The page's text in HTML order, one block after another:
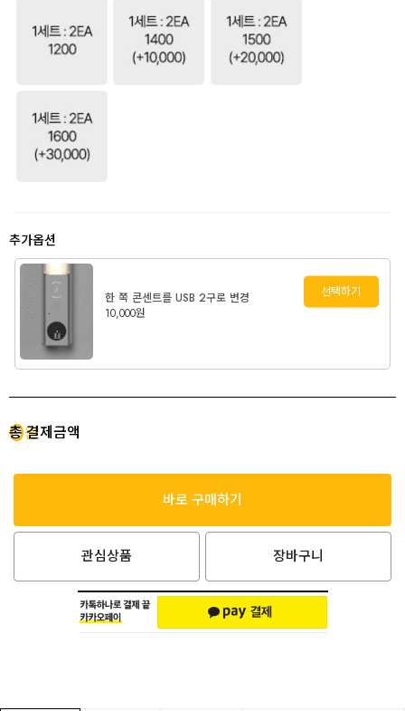
추가옵션
한 쪽 콘센트를 USB 2구로 변경
10,000원
선택하기
총 결제금액
0원
바로 구매하기
관심상품 장바구니